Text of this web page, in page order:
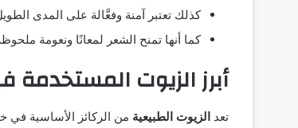
كذلك تعتبر آمنة وفعَّالة على المدى
كما أنها تمنح الشعر لمعانًا ونعومة
أبرز الزيوت
تعد الزيوت الطبيعية من الركائز الأساسية